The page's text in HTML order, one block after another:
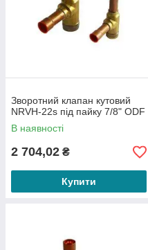
Зворотний клапан кутовий
NRVH-22s під пайку 7/8" ODF
В наявності
2 704,02 ₴
Купити